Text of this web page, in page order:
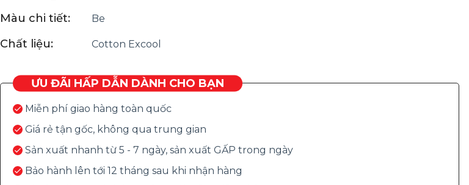
Màu chi tiết: Be
Chất liệu: Cotton Excool
ƯU ĐÃI HẤP DẪN DÀNH CHO BẠN
Miễn phí giao hàng toàn quốc
Giá rẻ tận gốc, không qua trung gian
Sản xuất nhanh từ 5 - 7 ngày, sản xuất GẤP trong ngày
Bảo hành lên tới 12 tháng sau khi nhận hàng